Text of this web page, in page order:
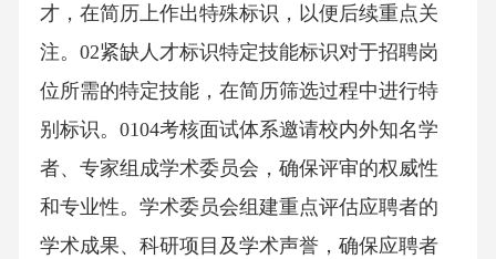
才，在简历上作出特殊标识，以便后续重点关
注。02紧缺人才标识特定技能标识对于招聘岗
位所需的特定技能，在简历筛选过程中进行特
别标识。0104考核面试体系邀请校内外知名学
者、专家组成学术委员会，确保评审的权威性
和专业性。学术委员会组建重点评估应聘者的
学术成果、科研项目及学术声誉，确保应聘者